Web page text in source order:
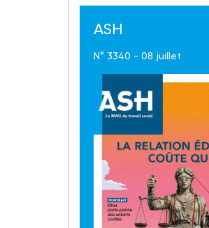
ASH
N° 3340 - 08 juillet